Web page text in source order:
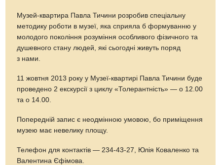
Музей-квартира Павла Тичини розробив спеціальну
методику роботи в музеї, яка сприяла б формуванню у
молодого покоління розуміння особливого фізичного та
душевного стану людей, які сьогодні живуть поряд
з нами.
11 жовтня 2013 року у Музеї-квартирі Павла Тичини буде
проведено 2 екскурсії з циклу «Толерантність» — о 12.00
та о 14.00.
Попередній запис є неодмінною умовою, бо приміщення
музею має невелику площу.
Телефон для контактів — 234-43-27, Юлія Коваленко та
Валентина Єфімова.